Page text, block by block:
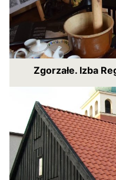
Zgorzałe. Izba